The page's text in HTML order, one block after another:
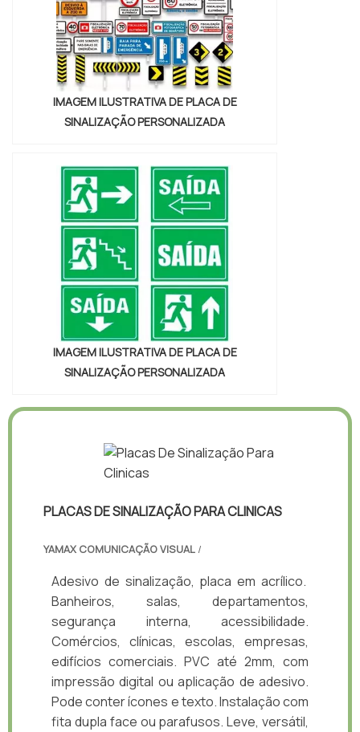
IMAGEM ILUSTRATIVA DE PLACA DE
SINALIZAÇÃO PERSONALIZADA
IMAGEM ILUSTRATIVA DE PLACA DE
SINALIZAÇÃO PERSONALIZADA
PLACAS DE SINALIZAÇÃO PARA CLINICAS
YAMAX COMUNICAÇÃO VISUAL /
Adesivo de sinalização, placa em acrílico.
Banheiros, salas, departamentos,
segurança interna, acessibilidade.
Comércios, clínicas, escolas, empresas,
edifícios comerciais. PVC até 2mm, com
impressão digital ou aplicação de adesivo.
Pode conter ícones e texto. Instalação com
fita dupla face ou parafusos. Leve, versátil,